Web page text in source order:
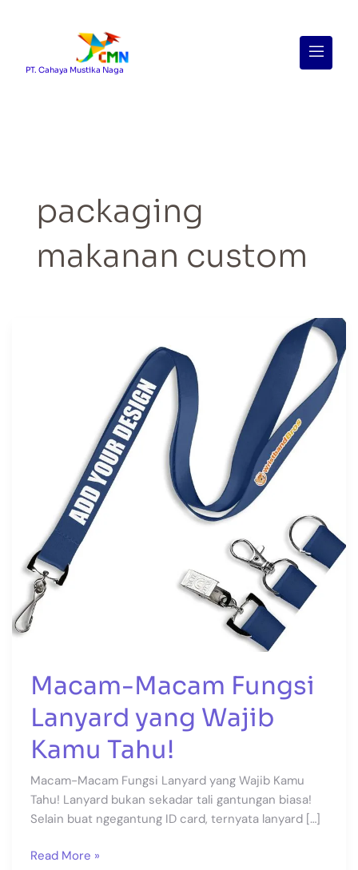
PT. Cahaya Mustika Naga
Menu
packaging
makanan custom
Macam-Macam Fungsi
Lanyard yang Wajib
Kamu Tahu!
Macam-Macam Fungsi Lanyard yang Wajib Kamu
Tahu! Lanyard bukan sekadar tali gantungan biasa!
Selain buat ngegantung ID card, ternyata lanyard […]
Read More »